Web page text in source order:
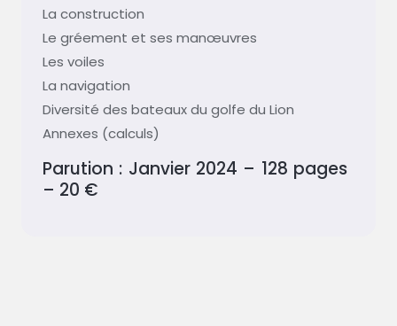
La construction
Le gréement et ses manœuvres
Les voiles
La navigation
Diversité des bateaux du golfe du Lion
Annexes (calculs)
Parution : Janvier 2024 – 128 pages
– 20 €